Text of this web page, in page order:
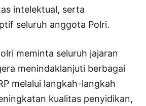
intelektual, serta
seluruh anggota Polri.
meminta seluruh jajaran
menindaklanjuti berbagai
melalui langkah-langkah
kualitas penyidikan,